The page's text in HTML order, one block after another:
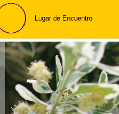
Lugar de Encuentro